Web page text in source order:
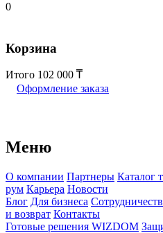
0
Корзина
Итого 102 000
Оформление заказа
Меню
О компании Партнеры Каталог
рум Карьера Новости
Блог Для бизнеса
и возврат Контакты
Готовые решения WIZDOM